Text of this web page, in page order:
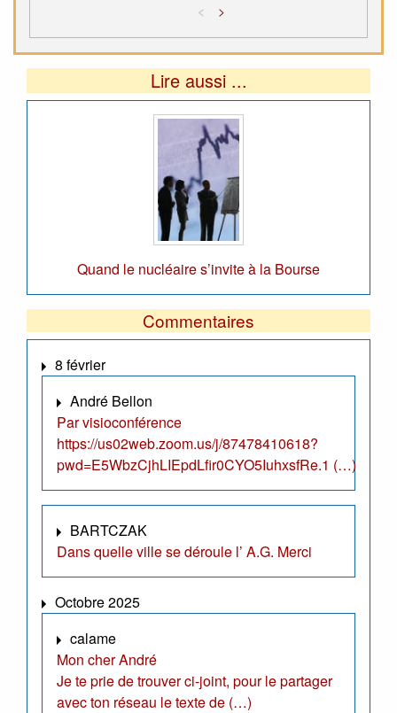
< >
Lire aussi ...
Quand le nucléaire s’invite à la Bourse
Commentaires
8 février
André Bellon
Par visioconférence
https://us02web.zoom.us/j/87478410618?
pwd=E5WbzCjhLIEpdLfir0CYO5IuhxsfRe.1 (…)
BARTCZAK
Dans quelle ville se déroule l’ A.G. Merci
Octobre 2025
calame
Mon cher André
Je te prie de trouver ci-joint, pour le partager
avec ton réseau le texte de (…)